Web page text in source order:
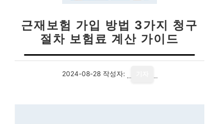
근재보험 가입 방법 3가지 청구
절차 보험료 계산 가이드
2024-08-28 작성자: